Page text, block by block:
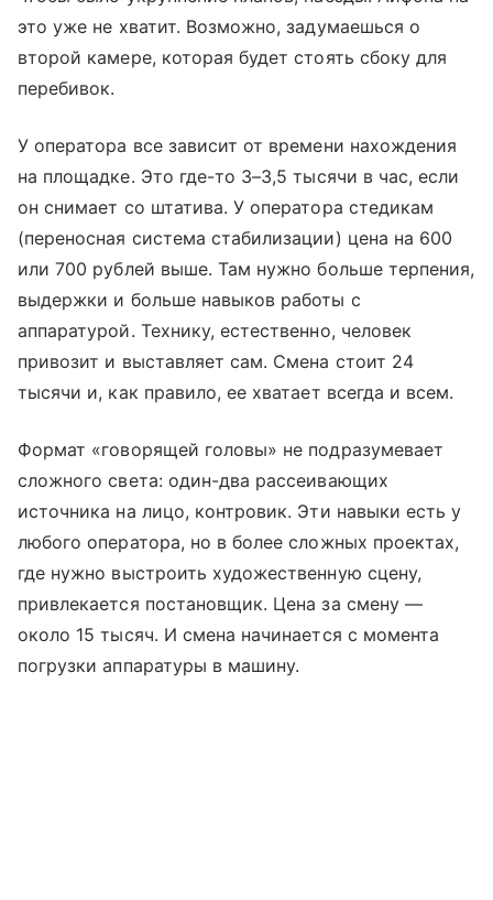
это уже не хватит. Возможно, задумаешься о
второй камере, которая будет стоять сбоку для
перебивок.
У оператора все зависит от времени нахождения
на площадке. Это где-то 3–3,5 тысячи в час, если
он снимает со штатива. У оператора стедикам
(переносная система стабилизации) цена на 600
или 700 рублей выше. Там нужно больше терпения,
выдержки и больше навыков работы с
аппаратурой. Технику, естественно, человек
привозит и выставляет сам. Смена стоит 24
тысячи и, как правило, ее хватает всегда и всем.
Формат «говорящей головы» не подразумевает
сложного света: один-два рассеивающих
источника на лицо, контровик. Эти навыки есть у
любого оператора, но в более сложных проектах,
где нужно выстроить художественную сцену,
привлекается постановщик. Цена за смену —
около 15 тысяч. И смена начинается с момента
погрузки аппаратуры в машину.